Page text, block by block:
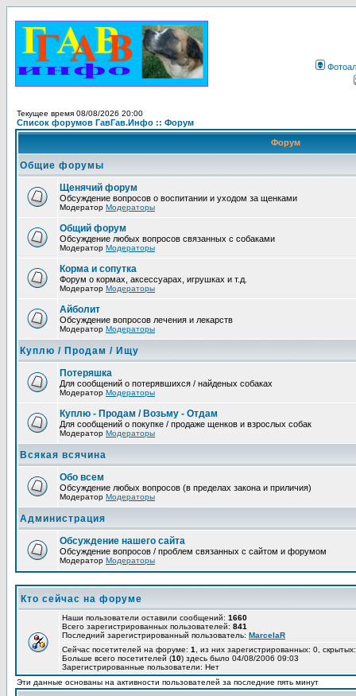
Текущее время 08/08/2026 20:00
Список форумов ГавГав.Инфо :: Форум
Форум
Общие форумы
Щенячий форум
Обсуждение вопросов о воспитании и уходом за щенками
Модератор Модераторы
Общий форум
Обсуждение любых вопросов связанных с собаками
Модератор Модераторы
Корма и сопутка
Форум о кормах, аксессуарах, игрушках и т.д.
Модератор Модераторы
Айболит
Обсуждение вопросов лечения и лекарств
Модератор Модераторы
Куплю / Продам / Ищу
Потеряшка
Для сообщений о потерявшихся / найденых собаках
Модератор Модераторы
Куплю - Продам / Возьму - Отдам
Для сообщений о покупке / продаже щенков и взрослых собак
Модератор Модераторы
Всякая всячина
Обо всем
Обсуждение любых вопросов (в пределах закона и приличия)
Модератор Модераторы
Администрация
Обсуждение нашего сайта
Обсуждение вопросов / проблем связанных с сайтом и форумом
Модератор Модераторы
Кто сейчас на форуме
Наши пользователи оставили сообщений: 1660
Всего зарегистрированных пользователей: 841
Последний зарегистрированный пользователь: MarcelaR
Сейчас посетителей на форуме: 1
, из них зарегистрированных: 0,
Больше всего посетителей (10) здесь было 04/08/2006 09:03
Зарегистрированные пользователи: Нет
Эти данные основаны на активности пользователей за последние пять минут